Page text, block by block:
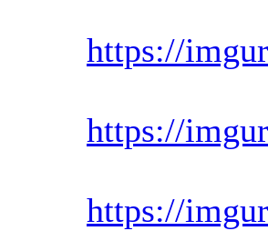
https://
https://
https://